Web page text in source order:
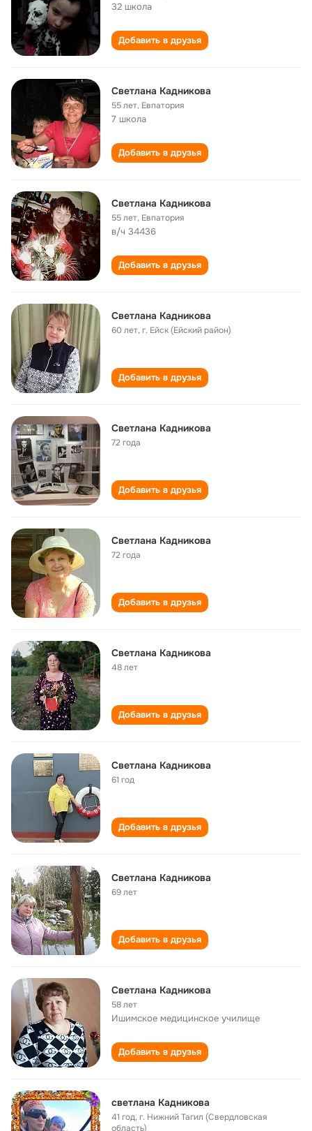
32 школа
Добавить в друзья
Светлана Кадникова
55 лет, Евпатория
7 школа
Добавить в друзья
Светлана Кадникова
55 лет, Евпатория
в/ч 34436
Добавить в друзья
Светлана Кадникова
60 лет,г. Ейск (Ейский район)
Добавить в друзья
Светлана Кадникова
72 года
Добавить в друзья
Светлана Кадникова
72 года
Добавить в друзья
Светлана Кадникова
48 лет
Добавить в друзья
Светлана Кадникова
61 год
Добавить в друзья
Светлана Кадникова
69 лет
Добавить в друзья
Светлана Кадникова
58 лет
Ишимское медицинское училище
Добавить в друзья
светлана Кадникова
41 год,г. Нижний Тагил (Свердловская
область)